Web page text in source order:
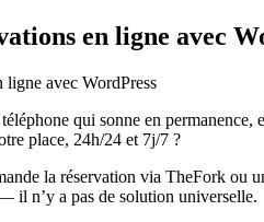
en ligne avec
qui sonne en
place, 24h/24 et 7j/7 ?
la réservation via TheFork ou
il n’y a pas de solution universelle.